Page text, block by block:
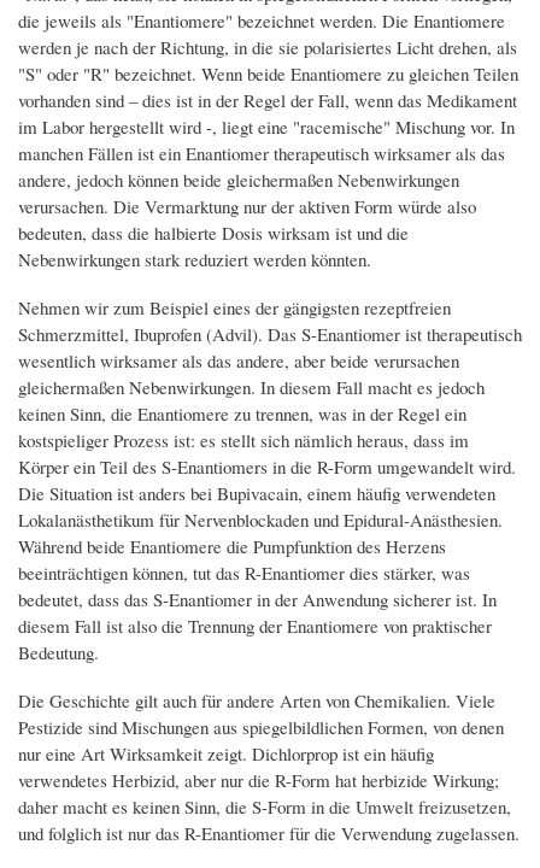
die jeweils als "Enantiomere" bezeichnet werden. Die Enantiomere
werden je nach der Richtung, in die sie polarisiertes Licht drehen, als
"S" oder "R" bezeichnet. Wenn beide Enantiomere zu gleichen Teilen
vorhanden sind – dies ist in der Regel der Fall, wenn das Medikament
im Labor hergestellt wird -, liegt eine "racemische" Mischung vor. In
manchen Fällen ist ein Enantiomer therapeutisch wirksamer als das
andere, jedoch können beide gleichermaßen Nebenwirkungen
verursachen. Die Vermarktung nur der aktiven Form würde also
bedeuten, dass die halbierte Dosis wirksam ist und die
Nebenwirkungen stark reduziert werden könnten.
Nehmen wir zum Beispiel eines der gängigsten rezeptfreien
Schmerzmittel, Ibuprofen (Advil). Das S-Enantiomer ist therapeutisch
wesentlich wirksamer als das andere, aber beide verursachen
gleichermaßen Nebenwirkungen. In diesem Fall macht es jedoch
keinen Sinn, die Enantiomere zu trennen, was in der Regel ein
kostspieliger Prozess ist: es stellt sich nämlich heraus, dass im
Körper ein Teil des S-Enantiomers in die R-Form umgewandelt wird.
Die Situation ist anders bei Bupivacain, einem häufig verwendeten
Lokalanästhetikum für Nervenblockaden und Epidural-Anästhesien.
Während beide Enantiomere die Pumpfunktion des Herzens
beeinträchtigen können, tut das R-Enantiomer dies stärker, was
bedeutet, dass das S-Enantiomer in der Anwendung sicherer ist. In
diesem Fall ist also die Trennung der Enantiomere von praktischer
Bedeutung.
Die Geschichte gilt auch für andere Arten von Chemikalien. Viele
Pestizide sind Mischungen aus spiegelbildlichen Formen, von denen
nur eine Art Wirksamkeit zeigt. Dichlorprop ist ein häufig
verwendetes Herbizid, aber nur die R-Form hat herbizide Wirkung;
daher macht es keinen Sinn, die S-Form in die Umwelt freizusetzen,
und folglich ist nur das R-Enantiomer für die Verwendung zugelassen.